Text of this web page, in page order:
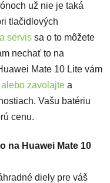
už nie je taká
tlačidlových
servis sa o to môžete
nechať to na
Mate 10 Lite vám
zavolajte a
Vašu batériu
cenu.
na Huawei Mate 10
diely pre váš